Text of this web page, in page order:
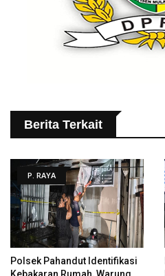
Berita Terkait
P. RAYA
Polsek Pahandut Identifikasi
Kebakaran Rumah, Warung